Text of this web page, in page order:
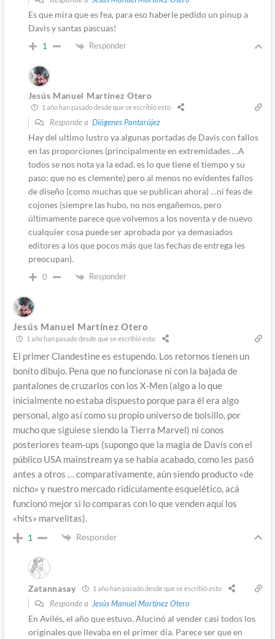
Es que mira que es fea, para eso haberle pedido un pinup a
Davis y santas pascuas!
1 Responder
Jesús Manuel Martínez Otero
1 año han pasado desde que se escribió esto
Responde a Diógenes Pantarújez
Hay del ultimo lustro ya algunas portadas de Davis con fallos
en las proporciones (principalmente en extremidades …A
todos se nos nota ya la edad, es lo que tiene el tiempo y su
paso: que no es clemente) pero al menos no evidentes fallos
de diseño (como muchas que se publican ahora) …ni feas de
cojones (siempre las hubo, no nos engañemos, pero
últimamente parece que volvemos a los noventa y de nuevo
cualquier cosa puede ser aprobada por ya demasiados
editores a los que pocos más que las fechas de entrega les
preocupan).
0 Responder
Jesús Manuel Martínez Otero
1 año han pasado desde que se escribió esto
El primer Clandestine es estupendo. Los retornos tienen un
bonito dibujo. Pena que no funcionase ni con la bajada de
pantalones de cruzarlos con los X-Men (algo a lo que
inicialmente no estaba dispuesto porque para él era algo
personal, algo así como su propio universo de bolsillo, por
mucho que siguiese siendo la Tierra Marvel) ni conos
posteriores team-ups (supongo que la magia de Davis con el
público USA mainstream ya se había acabado, como les pasó
antes a otros … comparativamente, aún siendo producto «de
nicho» y nuestro mercado ridículamente esquelético, acá
funcionó mejor si lo comparas con lo que venden aquí los
«hits» marvelitas).
1 Responder
Zatannasay 1 año han pasado desde que se escribió esto
Responde a Jesús Manuel Martínez Otero
En Avilés, el año que estuvo. Alucinó al vender casi todos los
originales que llevaba en el primer día. Parece ser que en